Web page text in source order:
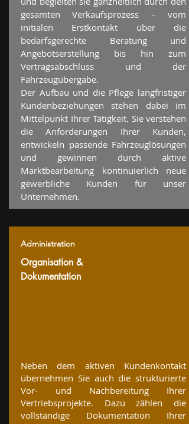
gesamten Verkaufsprozess – vom
initialen Erstkontakt über die
bedarfsgerechte Beratung und
Angebotserstellung bis hin zum
Vertragsabschluss und der
Fahrzeugübergabe.
Der Aufbau und die Pflege langfristiger
Kundenbeziehungen stehen dabei im
Mittelpunkt Ihrer Tätigkeit. Sie verstehen
die Anforderungen Ihrer Kunden,
entwickeln passende Fahrzeuglösungen
und gewinnen durch aktive
Marktbearbeitung kontinuierlich neue
gewerbliche Kunden für unser
Unternehmen.
Administration
Organisation &
Dokumentation
Neben dem aktiven Kundenkontakt
übernehmen Sie auch die strukturierte
Vor- und Nachbereitung Ihrer
Vertriebsprojekte. Dazu zählen die
vollständige Dokumentation Ihrer